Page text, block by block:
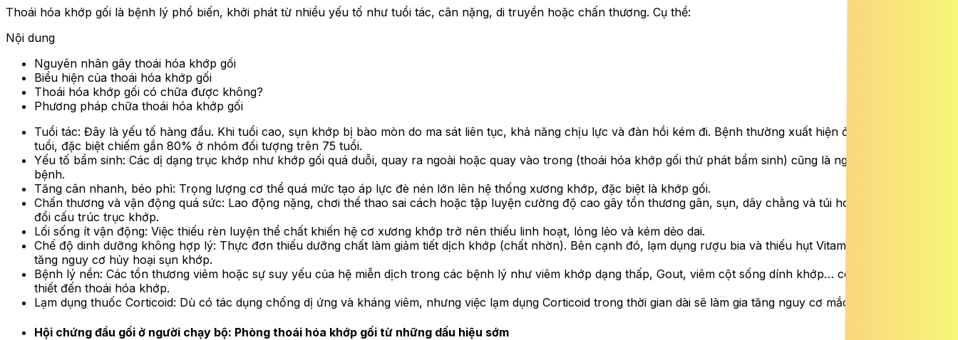
Thoái hóa khớp gối là bệnh lý phổ biến, khởi phát từ nhiều yếu tố như tuổi tác, cân nặng, di truyền hoặc chấn thương. Cụ thể:
Nội dung
Nguyên nhân gây thoái hóa khớp gối
Biểu hiện của thoái hóa khớp gối
Thoái hóa khớp gối có chữa được không?
Phương pháp chữa thoái hóa khớp gối
Tuổi tác: Đây là yếu tố hàng đầu. Khi tuổi cao, sụn khớp bị bào mòn do ma sát liên tục, khả năng chịu lực và đàn hồi kém đi. Bệnh thường xuất hiện ở người trên 60
tuổi, đặc biệt chiếm gần 80% ở nhóm đối tượng trên 75 tuổi.
Yếu tố bẩm sinh: Các dị dạng trục khớp như khớp gối quá duỗi, quay ra ngoài hoặc quay vào trong (thoái hóa khớp gối thứ phát bẩm sinh) cũng là nguyên nhân gây
bệnh.
Tăng cân nhanh, béo phì: Trọng lượng cơ thể quá mức tạo áp lực đè nén lớn lên hệ thống xương khớp, đặc biệt là khớp gối.
Chấn thương và vận động quá sức: Lao động nặng, chơi thể thao sai cách hoặc tập luyện cường độ cao gây tổn thương gân, sụn, dây chằng và túi hoạt dịch, làm thay
đổi cấu trúc trục khớp.
Lối sống ít vận động: Việc thiếu rèn luyện thể chất khiến hệ cơ xương khớp trở nên thiếu linh hoạt, lỏng lẻo và kém dẻo dai.
Chế độ dinh dưỡng không hợp lý: Thực đơn thiếu dưỡng chất làm giảm tiết dịch khớp (chất nhờn). Bên cạnh đó, lạm dụng rượu bia và thiếu hụt Vitamin D, Canxi làm
tăng nguy cơ hủy hoại sụn khớp.
Bệnh lý nền: Các tổn thương viêm hoặc sự suy yếu của hệ miễn dịch trong các bệnh lý như viêm khớp dạng thấp, Gout, viêm cột sống dính khớp… có liên quan mật
thiết đến thoái hóa khớp.
Lạm dụng thuốc Corticoid: Dù có tác dụng chống dị ứng và kháng viêm, nhưng việc lạm dụng Corticoid trong thời gian dài sẽ làm gia tăng nguy cơ mắc bệnh.
Hội chứng đầu gối ở người chạy bộ: Phòng thoái hóa khớp gối từ những dấu hiệu sớm